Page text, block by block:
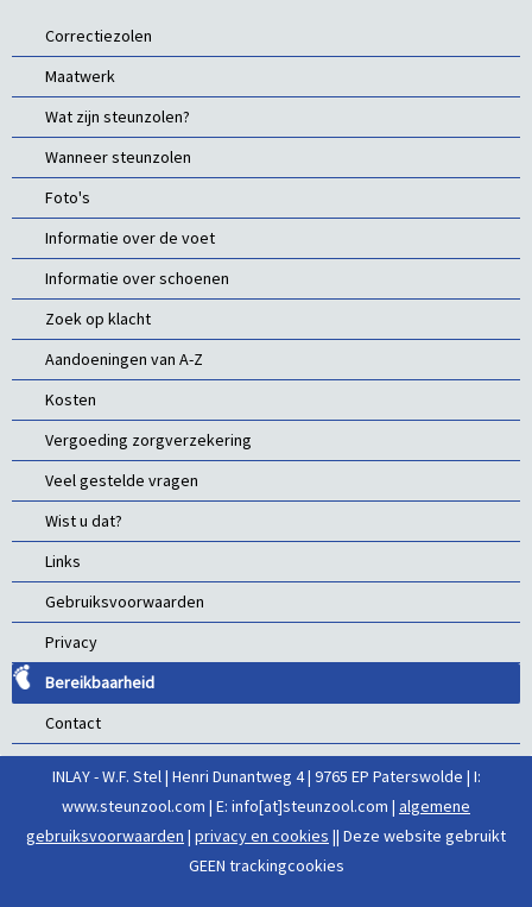
Correctiezolen
Maatwerk
Wat zijn steunzolen?
Wanneer steunzolen
Foto's
Informatie over de voet
Informatie over schoenen
Zoek op klacht
Aandoeningen van A-Z
Kosten
Vergoeding zorgverzekering
Veel gestelde vragen
Wist u dat?
Links
Gebruiksvoorwaarden
Privacy
Bereikbaarheid
Contact
INLAY - W.F. Stel | Henri Dunantweg 4 | 9765 EP Paterswolde | I:
www.steunzool.com | E: info[at]steunzool.com | algemene
gebruiksvoorwaarden | privacy en cookies || Deze website gebruikt
GEEN trackingcookies